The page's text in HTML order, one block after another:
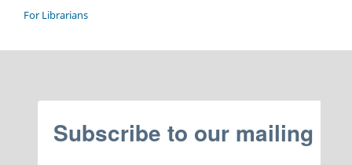
For Librarians